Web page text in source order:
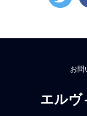
お問
エルヴ